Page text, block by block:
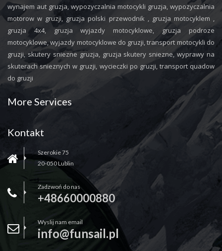
wynajem aut gruzja, wypozyczalnia motocykli gruzja, wypozyczalnia
motorow w gruzji, gruzja polski przewodnik , gruzja motocyklem ,
gruzja 4x4, gruzja wyjazdy motocyklowe, gruzja podroze
motocyklowe, wyjazdy motocyklowe do gruzji, transport motocykli do
gruzji, skutery sniezne gruzja, gruzja skutery sniezne, wyprawy na
skuterach snieznych w gruzji, wycieczki po gruzji, transport quadow
do gruzji
More Services
Kontakt
Szerokie 75
20-050 Lublin
Zadzwoń do nas
+48660000880
Wyslij nam email
info@funsail.pl